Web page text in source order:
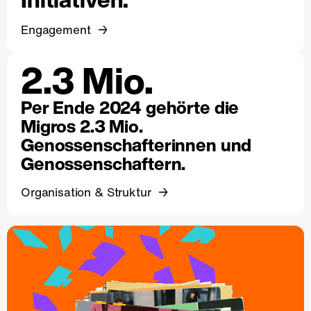
Engagement
2.3 Mio.
Per Ende 2024 gehörte die
Migros 2.3 Mio.
Genossenschafterinnen und
Genossenschaftern.
Organisation & Struktur